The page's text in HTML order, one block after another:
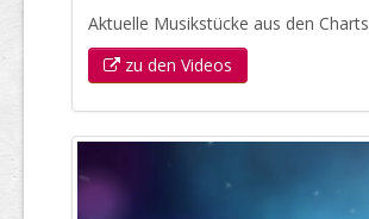
Aktuelle Musikstücke aus den Charts
zu den Videos